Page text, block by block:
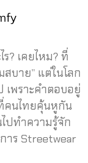
? เคยไหม? ที่
สบาย” แต่ในโลก
พราะคำตอบอยู่
คนไทยคุ้นหูกัน
ปทำความรู้จัก
าร Streetwear